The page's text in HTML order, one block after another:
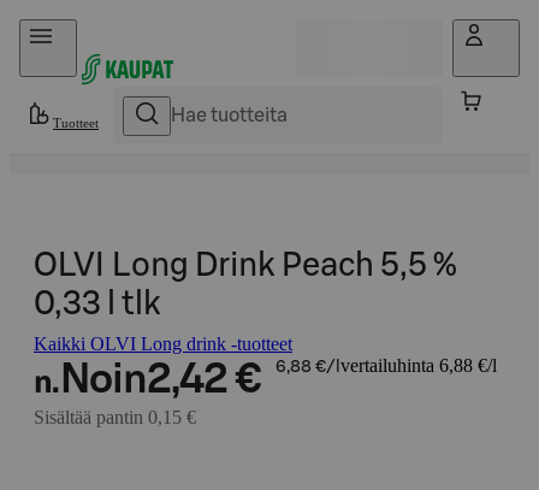
Hyppää sisältöön
Tuotteet
OLVI Long Drink Peach 5,5 %
0,33 l tlk
Kaikki OLVI Long drink -tuotteet
n. Noin2,42 € 6,88 €/l vertailuhinta 6,88 €/l
Sisältää pantin 0,15 €